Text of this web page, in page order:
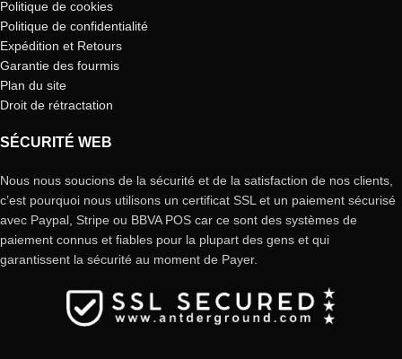
Politique de cookies
Politique de confidentialité
Expédition et Retours
Garantie des fourmis
Plan du site
Droit de rétractation
SÉCURITÉ WEB
Nous nous soucions de la sécurité et de la satisfaction de nos clients,
c’est pourquoi nous utilisons un certificat SSL et un paiement sécurisé
avec Paypal, Stripe ou BBVA POS car ce sont des systèmes de
paiement connus et fiables pour la plupart des gens et qui
garantissent la sécurité au moment de Payer.